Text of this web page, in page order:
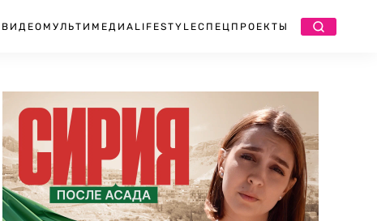
ВИДЕО МУЛЬТИМЕДИА LIFESTYLEСПЕЦПРОЕКТЫ